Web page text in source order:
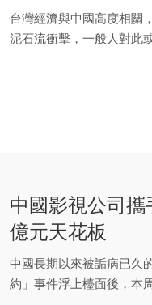
台灣經濟與中國高度相關
泥石流衝擊，一般人對此
中國影視公司
億元天花板
中國長期以來被詬病已久
約」事件浮上檯面後，本